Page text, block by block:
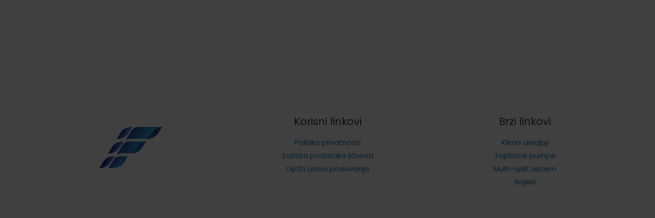
Korisni linkovi
Politika privatnosti
Zaštita podataka ličnosti
Opšti uslovi poslovanja
Brzi linkovi
Klima uredjaji
Toplotne pumpe
Multi-split sistem
Bojleri